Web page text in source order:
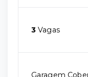
3 Vagas
Garagem